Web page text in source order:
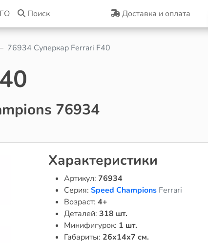
Поиск Доставка и оплата
76934 Суперкар Ferrari F40
76934
Характеристики
Артикул: 76934
Серия: Speed Champions Ferrari
Возраст: 4+
Деталей: 318 шт.
Минифигурок: 1 шт.
Габариты: 26x14x7 см.